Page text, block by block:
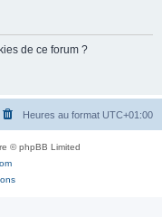
h
de ce forum ?
Heures au format UTC+01:00
© phpBB Limited